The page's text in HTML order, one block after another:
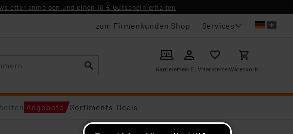
anmelden und einen 10 € Gutschein erhalten
zum Firmenkunden Shop Services
KarriereMein ELVMerkzettelWarenkorb
Angebote Sortiments-Deals